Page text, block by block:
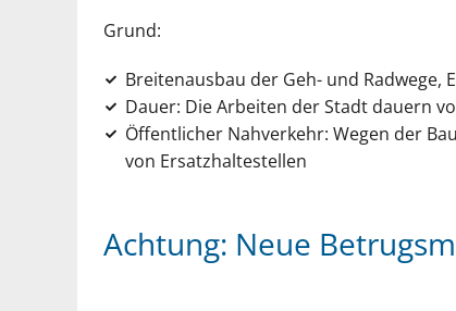
Grund:
Breitenausbau der Geh- und
Dauer: Die Arbeiten der Stadt dauern
Öffentlicher Nahverkehr: Wegen der
von Ersatzhaltestellen
Achtung: Neue